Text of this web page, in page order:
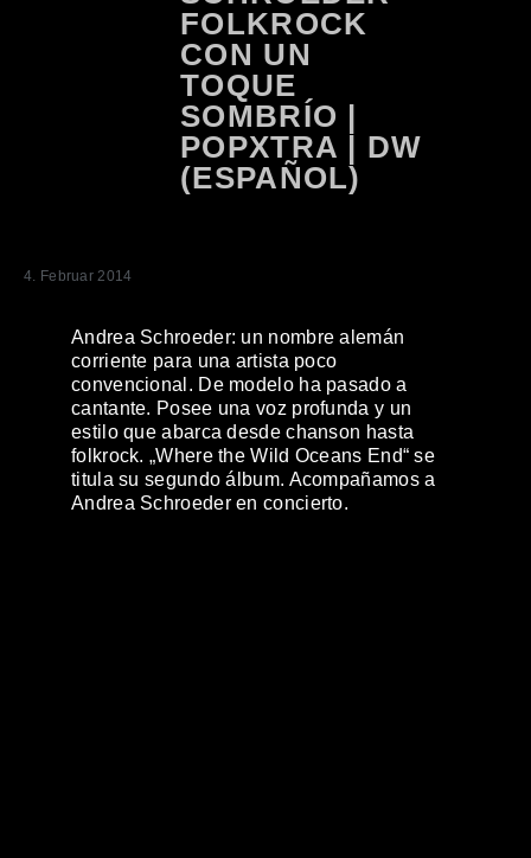
FOLKROCK
CON UN
TOQUE
SOMBRÍO |
POPXTRA | DW
(ESPAÑOL)
4. Februar 2014
Andrea Schroeder: un nombre alemán
corriente para una artista poco
convencional. De modelo ha pasado a
cantante. Posee una voz profunda y un
estilo que abarca desde chanson hasta
folkrock. „Where the Wild Oceans End“ se
titula su segundo álbum. Acompañamos a
Andrea Schroeder en concierto.